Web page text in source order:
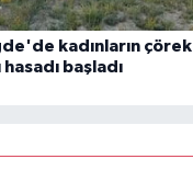
kadınların çörek
başladı